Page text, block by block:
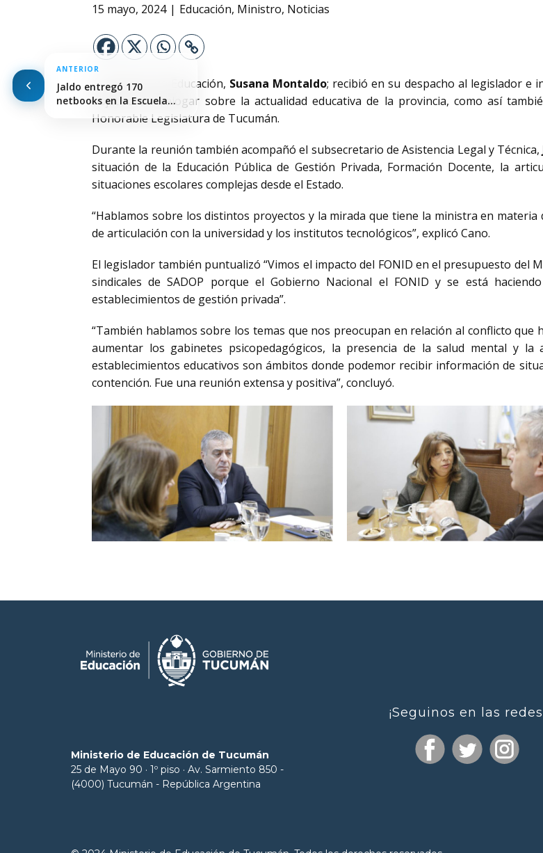
15 mayo, 2024 Educación, Ministro, Noticias
La ministra de Educación, Susana Montaldo; recibió en su despacho al legislador e
objetivo de dialogar sobre la actualidad educativa de la provincia, como así
Honorable Legislatura de Tucumán.
Durante la reunión también acompañó el subsecretario de Asistencia Legal y Técnica,
situación de la Educación Pública de Gestión Privada, Formación Docente, la
situaciones escolares complejas desde el Estado.
“Hablamos sobre los distintos proyectos y la mirada que tiene la ministra en materia
de articulación con la universidad y los institutos tecnológicos”, explicó Cano.
El legislador también puntualizó “Vimos el impacto del FONID en el presupuesto del
sindicales de SADOP porque el Gobierno Nacional el FONID y se está
establecimientos de gestión privada”.
“También hablamos sobre los temas que nos preocupan en relación al conflicto que
aumentar los gabinetes psicopedagógicos, la presencia de la salud mental y
establecimientos educativos son ámbitos donde podemor recibir información de
contención. Fue una reunión extensa y positiva”, concluyó.
Ministerio de Educación de Tucumán
25 de Mayo 90 · 1º piso · Av. Sarmiento 850 -
(4000) Tucumán - República Argentina
¡Seguinos en las
ANTERIOR
Jaldo entregó 170
netbooks en la Escuela…